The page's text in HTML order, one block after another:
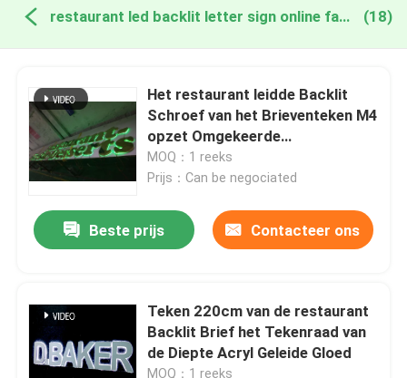
restaurant led backlit letter sign online fabricage (18)
Het restaurant leidde Backlit
Schroef van het Brieventeken M4
opzet Omgekeerde
Kanaalbrieven
MOQ：1 reeks
Prijs：Can be negociated
Beste prijs Contacteer ons
Teken 220cm van de restaurant
Backlit Brief het Tekenraad van
de Diepte Acryl Geleide Gloed
MOQ：1 reeks